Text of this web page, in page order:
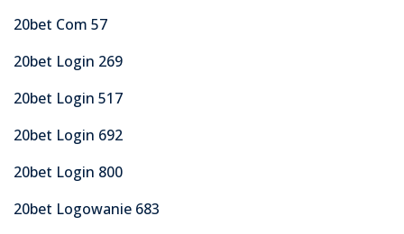
20bet Com 57
20bet Login 269
20bet Login 517
20bet Login 692
20bet Login 800
20bet Logowanie 683